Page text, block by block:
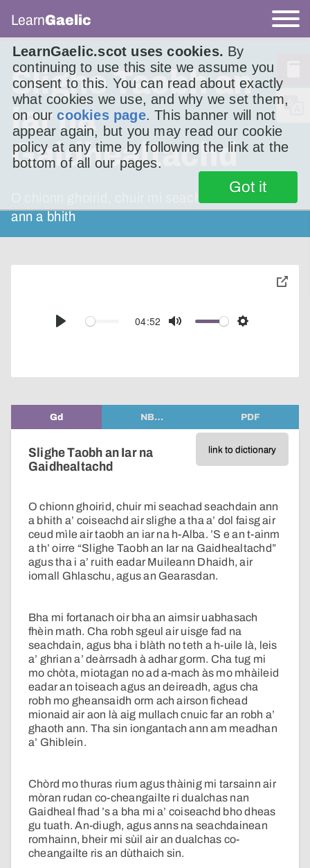
LearnGaelic.scot uses cookies. By
continuing to use this site we assume you
consent to this. You can read about exactly
what cookies we use, and why we set them,
on ourcookies page. This banner will not
appear again, but you may read our cookie
policy at any time by following the link at the
bottom of all our pages.
Got it
LearnGaelic
Slighe Taobh an
Iar na
Gaidhealtachd
O chionn ghoirid, chuir mi seachad seachdain
ann a bhith
Play
04:52
Mute Settings
toggle
Gd NB… PDF
link to dictionary
Slighe Taobh an Iar na
Gaidhealtachd
O chionn ghoirid, chuir mi seachad seachdain ann
a bhith a’ coiseachd air slighe a tha a’ dol faisg air
ceud mìle air taobh an iar na h-Alba. ’S e an t-ainm
a th’ oirre “Slighe Taobh an Iar na Gaidhealtachd”
agus tha i a’ ruith eadar Muileann Dhaidh, air
iomall Ghlaschu, agus an Gearasdan.
Bha mi fortanach oir bha an aimsir uabhasach
fhèin math. Cha robh sgeul air uisge fad na
seachdain, agus bha i blàth no teth a h-uile là, leis
a’ ghrian a’ deàrrsadh à adhar gorm. Cha tug mi
mo chòta, miotagan no ad a-mach às mo mhàileid
eadar an toiseach agus an deireadh, agus cha
robh mo gheansaidh orm ach airson fichead
mionaid air aon là aig mullach cnuic far an robh a’
ghaoth ann. Tha sin iongantach ann am meadhan
a’ Ghiblein.
Chòrd mo thuras rium agus thàinig mi tarsainn air
mòran rudan co-cheangailte ri dualchas nan
Gaidheal fhad ’s a bha mi a’ coiseachd bho dheas
gu tuath. An-diugh, agus anns na seachdainean
romhainn, bheir mi sùil air an dualchas co-
cheangailte ris an dùthaich sin.